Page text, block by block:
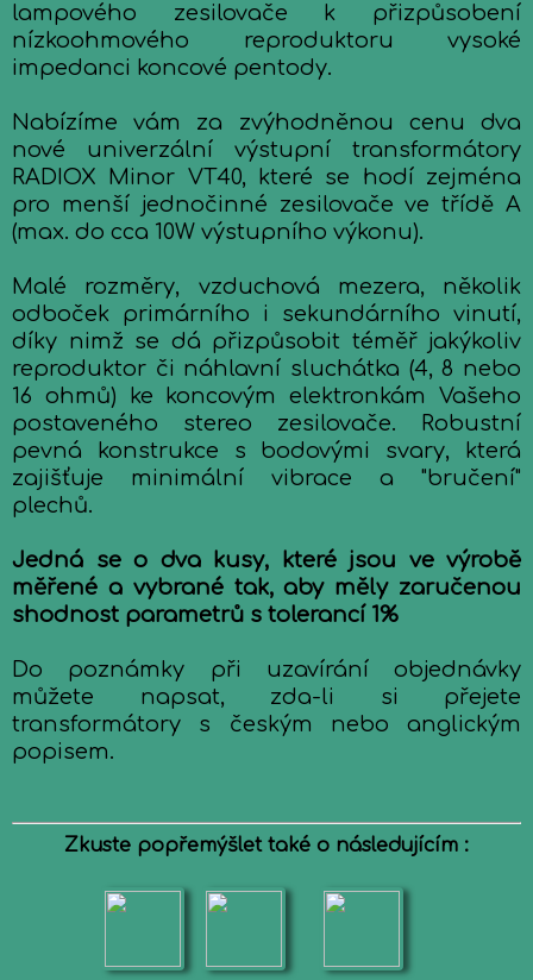
lampového zesilovače k přizpůsobení
nízkoohmového reproduktoru vysoké
impedanci koncové pentody.
Nabízíme vám za zvýhodněnou cenu dva
nové univerzální výstupní transformátory
RADIOX Minor VT40, které se hodí zejména
pro menší jednočinné zesilovače ve třídě A
(max. do cca 10W výstupního výkonu).
Malé rozměry, vzduchová mezera, několik
odboček primárního i sekundárního vinutí,
díky nimž se dá přizpůsobit téměř jakýkoliv
reproduktor či náhlavní sluchátka (4, 8 nebo
16 ohmů) ke koncovým elektronkám Vašeho
postaveného stereo zesilovače. Robustní
pevná konstrukce s bodovými svary, která
zajišťuje minimální vibrace a "bručení"
plechů.
Jedná se o dva kusy, které jsou ve výrobě
měřené a vybrané tak, aby měly zaručenou
shodnost parametrů s tolerancí 1%
Do poznámky při uzavírání objednávky
můžete napsat, zda-li si přejete
transformátory s českým nebo anglickým
popisem.
Zkuste popřemýšlet také o následujícím :